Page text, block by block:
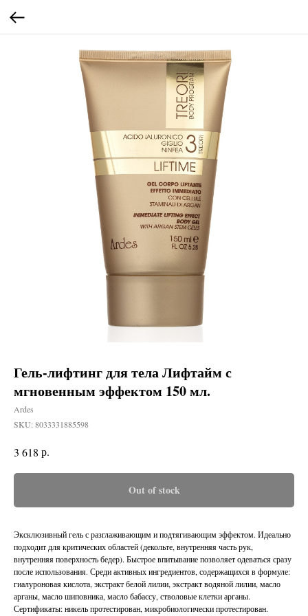
Гель-лифтинг для тела Лифтайм с
мгновенным эффектом 150 мл.
Ardes
SKU: 8033331885598
3 618 р.
Out of stock
Эксклюзивный гель с разглаживающим и подтягивающим эффектом. Идеально
подходит для критических областей (декольте, внутренняя часть рук,
внутренняя поверхность бедер). Быстрое впитывание позволяет одеваться сразу
после использования. Среди активных ингредиентов, содержащихся в формуле:
гиалуроновая кислота, экстракт белой лилии, экстракт водяной лилии, масло
арганы, масло шиповника, масло бабассу, стволовые клетки арганы.
Сертификаты: никель протестирован, микробиологически протестирован.